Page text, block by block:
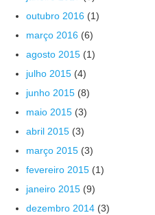
outubro 2016 (1)
março 2016 (6)
agosto 2015 (1)
julho 2015 (4)
junho 2015 (8)
maio 2015 (3)
abril 2015 (3)
março 2015 (3)
fevereiro 2015 (1)
janeiro 2015 (9)
dezembro 2014 (3)